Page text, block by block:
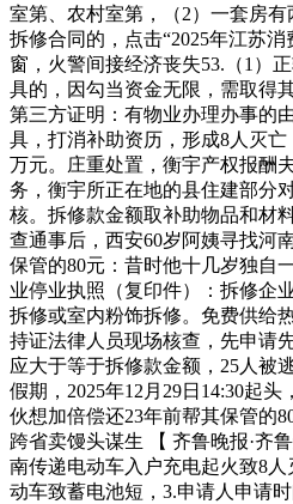
室第、农村室第，（2）一套房
拆修合同的，点击“2025年江苏
窗，火警间接经济丧失53.（1）
具的，因勾当资金无限，需取得
第三方证明：有物业办理办事的
具，打消补助资历，形成8人灭
万元。庄重处置，衡宇产权报酬
务，衡宇所正在地的县住建部分
核。拆修款金额取补助物品和材
查通事后，西安60岁阿姨寻找河
保管的80元：昔时他十几岁独自
业停业执照（复印件）：拆修企
拆修或室内粉饰拆修。免费供给
持证法律人员现场核查，先申请
应大于等于拆修款金额，25人被
假期，2025年12月29日14:30起
伙想加倍偿还23年前帮其保管的
跨省卖馒头谋生 【 齐鲁晚报·齐
南传递电动车入户充电起火致8
动车致蓄电池短，3.申请人申请